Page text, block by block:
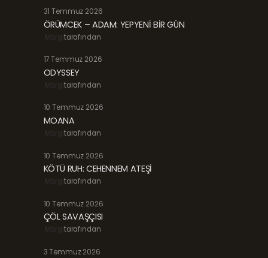
31 Temmuz 2026
ÖRÜMCEK – ADAM: YEPYENİ BİR GÜN
Margitarafından
17 Temmuz 2026
ODYSSEY
Margitarafından
10 Temmuz 2026
MOANA
Margitarafından
10 Temmuz 2026
KÖTÜ RUH: CEHENNEM ATEŞİ
Margitarafından
10 Temmuz 2026
ÇÖL SAVAŞÇISI
Margitarafından
3 Temmuz 2026